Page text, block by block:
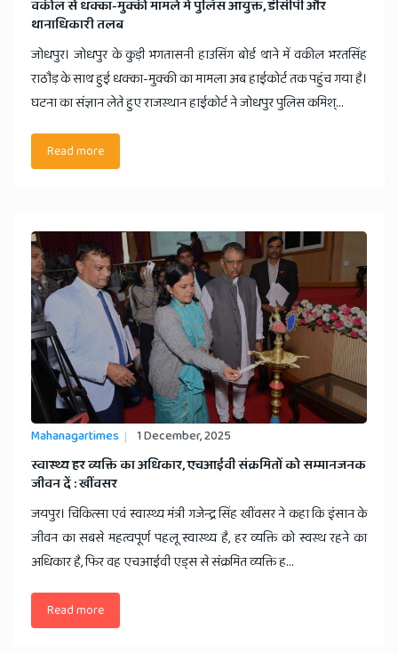
वकील से धक्का-मुक्की मामले में पुलिस आयुक्त, डीसीपी और
थानाधिकारी तलब
जोधपुर। जोधपुर के कुड़ी भगतासनी हाउसिंग बोर्ड थाने में वकील भरतसिंह
राठौड़ के साथ हुई धक्का-मुक्की का मामला अब हाईकोर्ट तक पहुंच गया है।
घटना का संज्ञान लेते हुए राजस्थान हाईकोर्ट ने जोधपुर पुलिस कमिश्...
Read more
Mahanagartimes 1 December, 2025
स्वास्थ्य हर व्यक्ति का अधिकार, एचआईवी संक्रमितों को सम्मानजनक
जीवन दें : खींवसर
जयपुर। चिकित्सा एवं स्वास्थ्य मंत्री गजेन्द्र सिंह खींवसर ने कहा कि इंसान के
जीवन का सबसे महत्वपूर्ण पहलू स्वास्थ्य है, हर व्यक्ति को स्वस्थ रहने का
अधिकार है, फिर वह एचआईवी एड्स से संक्रमित व्यक्ति ह...
Read more